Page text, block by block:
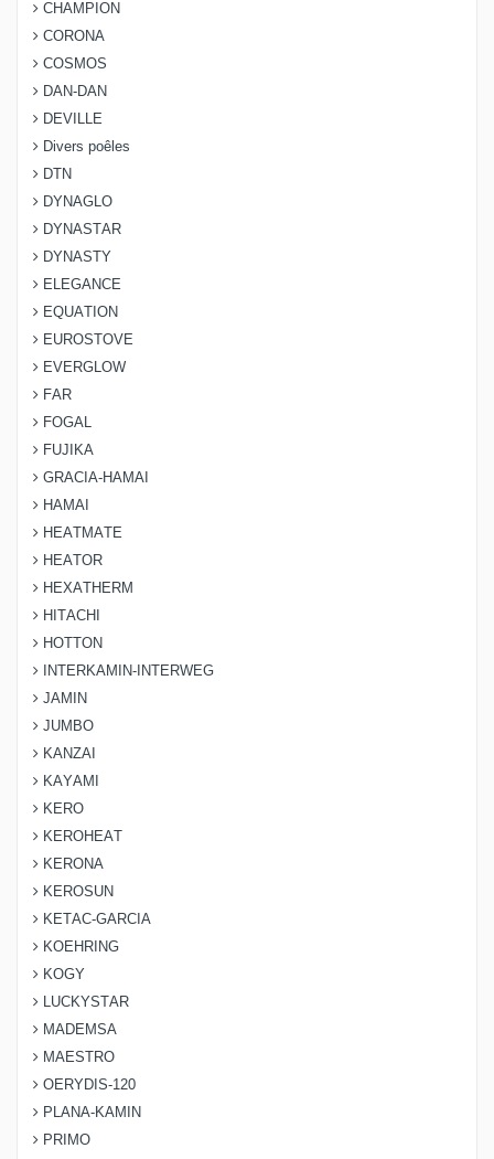
CHAMPION
CORONA
COSMOS
DAN-DAN
DEVILLE
Divers poêles
DTN
DYNAGLO
DYNASTAR
DYNASTY
ELEGANCE
EQUATION
EUROSTOVE
EVERGLOW
FAR
FOGAL
FUJIKA
GRACIA-HAMAI
HAMAI
HEATMATE
HEATOR
HEXATHERM
HITACHI
HOTTON
INTERKAMIN-INTERWEG
JAMIN
JUMBO
KANZAI
KAYAMI
KERO
KEROHEAT
KERONA
KEROSUN
KETAC-GARCIA
KOEHRING
KOGY
LUCKYSTAR
MADEMSA
MAESTRO
OERYDIS-120
PLANA-KAMIN
PRIMO